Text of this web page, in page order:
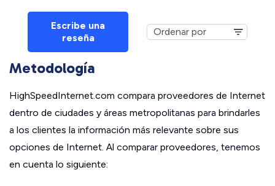
Escribe una
reseña
Metodología
HighSpeedInternet.com compara proveedores de Internet
dentro de ciudades y áreas metropolitanas para brindarles
a los clientes la información más relevante sobre sus
opciones de Internet. Al comparar proveedores, tenemos
en cuenta lo siguiente: